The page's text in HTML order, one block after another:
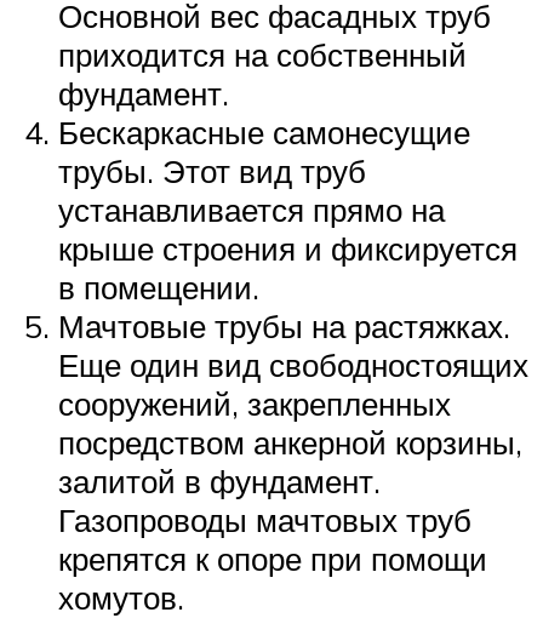
Основной вес фасадных труб
приходится на собственный
фундамент.
Бескаркасные самонесущие
трубы. Этот вид труб
устанавливается прямо на
крыше строения и фиксируется
в помещении.
Мачтовые трубы на растяжках.
Еще один вид свободностоящих
сооружений, закрепленных
посредством анкерной корзины,
залитой в фундамент.
Газопроводы мачтовых труб
крепятся к опоре при помощи
хомутов.